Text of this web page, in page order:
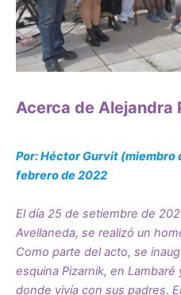
Acerca de Alejandra
Por: Héctor Gurvit (miembro
febrero de 2022
El día 25 de setiembre de
Avellaneda, se realizó un
Como parte del acto, se
esquina Pizarnik, en Lambaré
donde vivía con sus padres.